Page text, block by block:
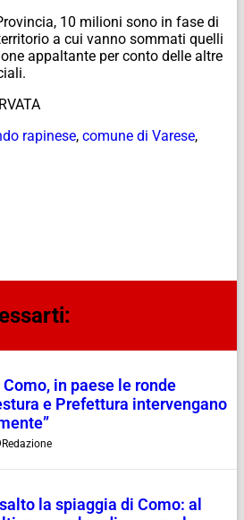
10 milioni sono in fase di
a cui vanno sommati quelli
appaltante per conto delle altre
rapinese, comune di Varese,
in paese le ronde
e Prefettura intervengano
Redazione
la spiaggia di Como: al